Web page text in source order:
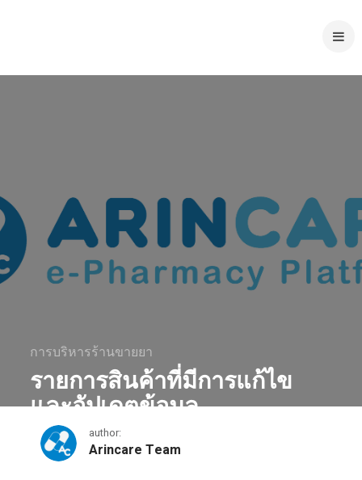
การบริหารร้านขายยา
รายการสินค้าที่มีการแก้ไข
และอัปเดตข้อมูล
November 5, 2020
author:
Arincare Team